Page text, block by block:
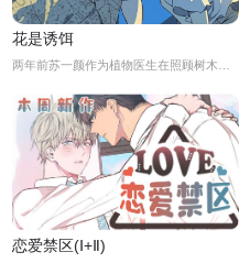
花是诱饵
恋爱禁区(Ⅰ+Ⅱ)